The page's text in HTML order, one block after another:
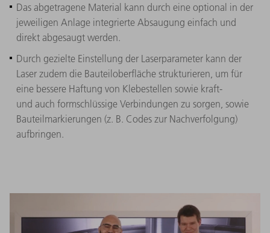
Das abgetragene Material kann durch eine optional in der
jeweiligen Anlage integrierte Absaugung einfach und
direkt abgesaugt werden.
Durch gezielte Einstellung der Laserparameter kann der
Laser zudem die Bauteiloberfläche strukturieren, um für
eine bessere Haftung von Klebestellen sowie kraft-
und auch formschlüssige Verbindungen zu sorgen, sowie
Bauteilmarkierungen (z. B. Codes zur Nachverfolgung)
aufbringen.